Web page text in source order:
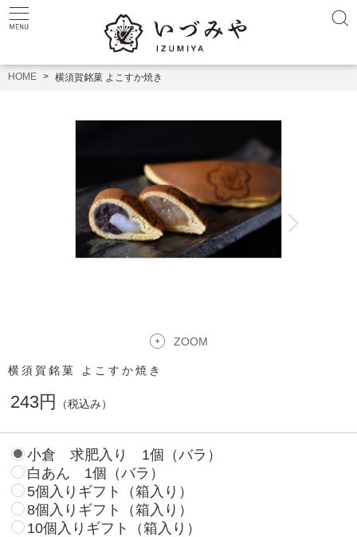
HOME 横須賀銘菓 よこすか焼き
ZOOM
横須賀銘菓 よこすか焼き
243円 （税込み）
小倉 求肥入り 1個（バラ）
白あん 1個（バラ）
5個入りギフト（箱入り）
8個入りギフト（箱入り）
10個入りギフト（箱入り）